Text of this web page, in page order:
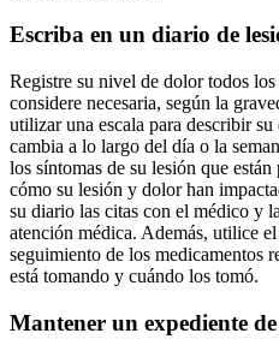
Escriba en un diario de
Registre su nivel de dolor todos
considere necesaria, según la
utilizar una escala para describir
cambia a lo largo del día o la
los síntomas de su lesión que
cómo su lesión y dolor han
su diario las citas con el médico y
atención médica. Además, utilice
seguimiento de los medicamentos
está tomando y cuándo los tomó.
Mantener un expediente